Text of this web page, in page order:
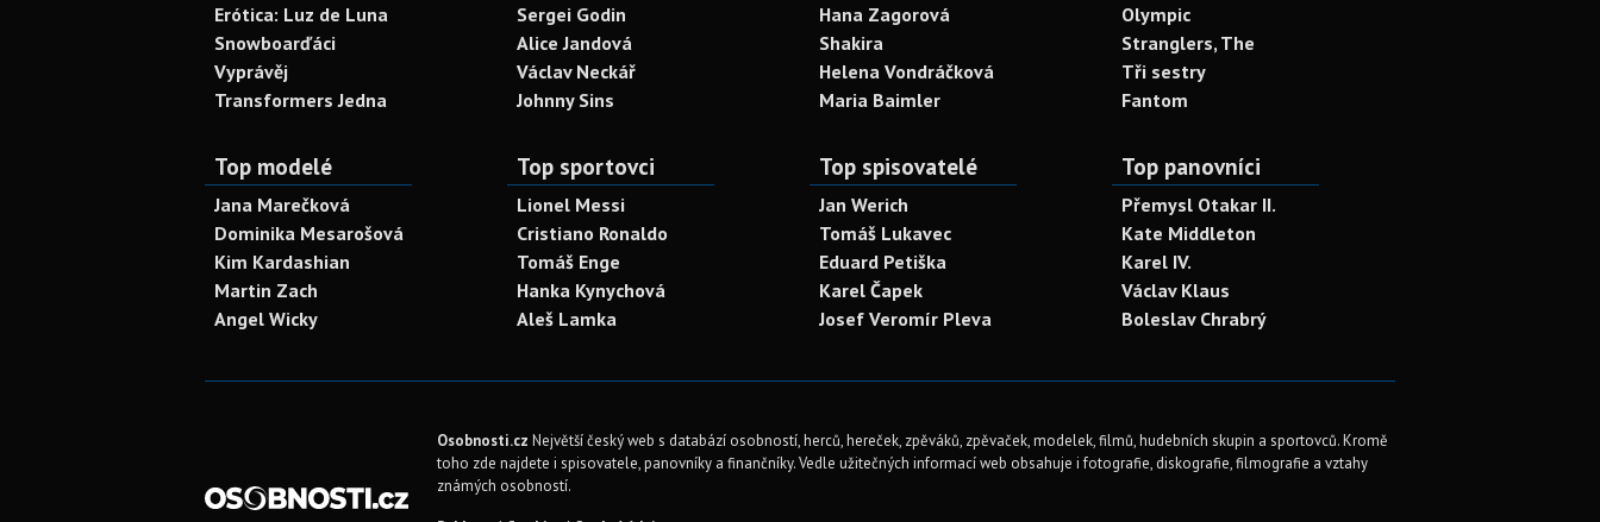
Erótica: Luz de Luna
Snowboarďáci
Vyprávěj
Transformers Jedna
Sergei Godin
Alice Jandová
Václav Neckář
Johnny Sins
Hana Zagorová
Shakira
Helena Vondráčková
Maria Baimler
Olympic
Stranglers, The
Tři sestry
Fantom
Top modelé
Jana Marečková
Dominika Mesarošová
Kim Kardashian
Martin Zach
Angel Wicky
Top sportovci
Lionel Messi
Cristiano Ronaldo
Tomáš Enge
Hanka Kynychová
Aleš Lamka
Top spisovatelé
Jan Werich
Tomáš Lukavec
Eduard Petiška
Karel Čapek
Josef Veromír Pleva
Top panovníci
Přemysl Otakar II.
Kate Middleton
Karel IV.
Václav Klaus
Boleslav Chrabrý
Osobnosti.cz Největší český web s databází osobností, herců, hereček, zpěváků, zpěvaček, modelek, filmů, hudebních skupin a sportovců. Kromě
toho zde najdete i spisovatele, panovníky a finančníky. Vedle užitečných informací web obsahuje i fotografie, diskografie, filmografie a vztahy
známých osobností.